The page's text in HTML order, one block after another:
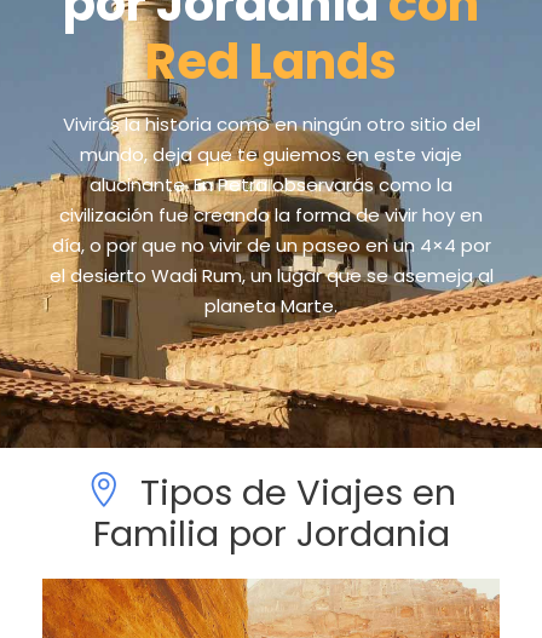
Red Lands
Vivirás la historia como en ningún otro sitio del
mundo, deja que te guiemos en este viaje
alucinante. En Petra observarás como la
civilización fue creando la forma de vivir hoy en
día, o por que no vivir de un paseo en un 4×4 por
el desierto Wadi Rum, un lugar que se asemeja al
planeta Marte.
Tipos de Viajes en
Familia por Jordania